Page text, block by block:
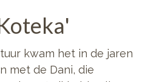
kwam het in de jaren
met de Dani, die